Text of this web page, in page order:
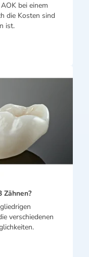
bei einem
die Kosten sind
ist.
Zähnen?
verschiedenen